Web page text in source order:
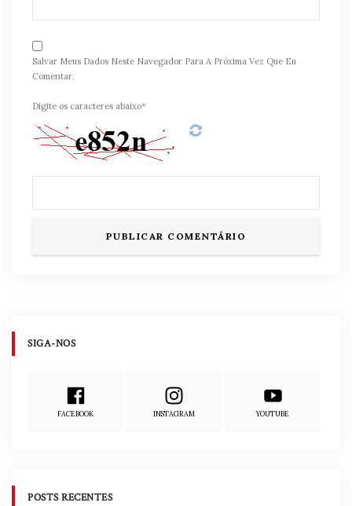
Salvar Meus Dados Neste Navegador Para A Próxima Vez Que Eu
Comentar.
Digite os caracteres abaixo*
SIGA-NOS
FACEBOOK INSTAGRAM YOUTUBE
POSTS RECENTES